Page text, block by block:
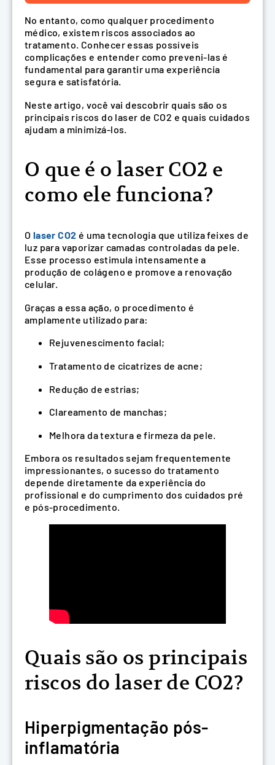
No entanto, como qualquer procedimento
médico, existem riscos associados ao
tratamento. Conhecer essas possíveis
complicações e entender como preveni-las é
fundamental para garantir uma experiência
segura e satisfatória.
Neste artigo, você vai descobrir quais são os
principais riscos do laser de CO2 e quais cuidados
ajudam a minimizá-los.
O que é o laser CO2 e
como ele funciona?
O laser CO2 é uma tecnologia que utiliza feixes de
luz para vaporizar camadas controladas da pele.
Esse processo estimula intensamente a
produção de colágeno e promove a renovação
celular.
Graças a essa ação, o procedimento é
amplamente utilizado para:
Rejuvenescimento facial;
Tratamento de cicatrizes de acne;
Redução de estrias;
Clareamento de manchas;
Melhora da textura e firmeza da pele.
Embora os resultados sejam frequentemente
impressionantes, o sucesso do tratamento
depende diretamente da experiência do
profissional e do cumprimento dos cuidados pré
e pós-procedimento.
Quais são os principais
riscos do laser de CO2?
Hiperpigmentação pós-
inflamatória